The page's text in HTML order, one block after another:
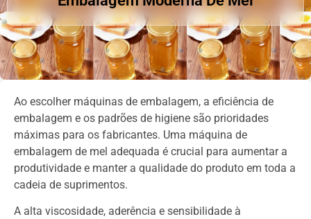
Ao escolher máquinas de embalagem, a eficiência de
embalagem e os padrões de higiene são prioridades
máximas para os fabricantes. Uma máquina de
embalagem de mel adequada é crucial para aumentar a
produtividade e manter a qualidade do produto em toda a
cadeia de suprimentos.
A alta viscosidade, aderência e sensibilidade à